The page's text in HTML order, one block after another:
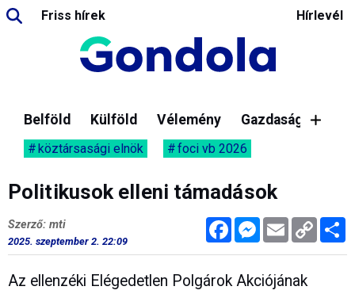
Friss hírek Hírlevél
Belföld Külföld Vélemény Gazdaság
köztársasági elnök foci vb 2026
Politikusok elleni támadások
FacebookMessenger
Email Copy
Link
Szerző: mti
2025. szeptember 2. 22:09
Az ellenzéki Elégedetlen Polgárok Akciójának